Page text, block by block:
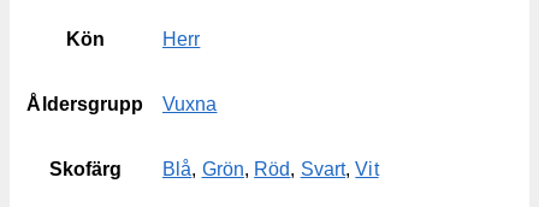
Kön Herr
Åldersgrupp Vuxna
Skofärg Blå, Grön, Röd, Svart,Vit